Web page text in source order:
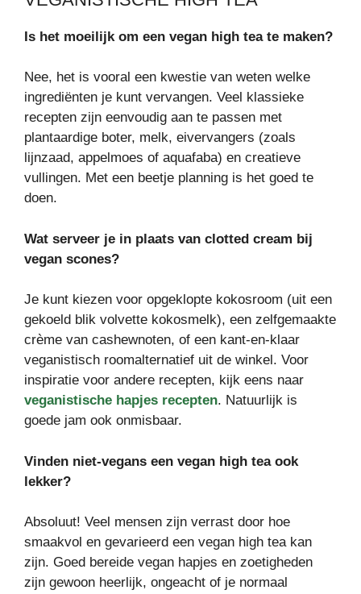
Is het moeilijk om een vegan high tea te maken?
Nee, het is vooral een kwestie van weten welke
ingrediënten je kunt vervangen. Veel klassieke
recepten zijn eenvoudig aan te passen met
plantaardige boter, melk, eivervangers (zoals
lijnzaad, appelmoes of aquafaba) en creatieve
vullingen. Met een beetje planning is het goed te
doen.
Wat serveer je in plaats van clotted cream bij
vegan scones?
Je kunt kiezen voor opgeklopte kokosroom (uit een
gekoeld blik volvette kokosmelk), een zelfgemaakte
crème van cashewnoten, of een kant-en-klaar
veganistisch roomalternatief uit de winkel. Voor
inspiratie voor andere recepten, kijk eens naar
veganistische hapjes recepten. Natuurlijk is
goede jam ook onmisbaar.
Vinden niet-vegans een vegan high tea ook
lekker?
Absoluut! Veel mensen zijn verrast door hoe
smaakvol en gevarieerd een vegan high tea kan
zijn. Goed bereide vegan hapjes en zoetigheden
zijn gewoon heerlijk, ongeacht of je normaal